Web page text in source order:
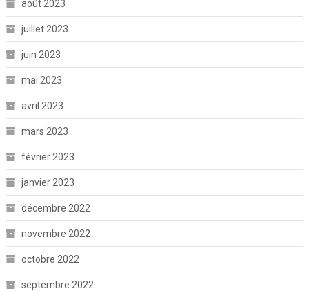
août 2023
juillet 2023
juin 2023
mai 2023
avril 2023
mars 2023
février 2023
janvier 2023
décembre 2022
novembre 2022
octobre 2022
septembre 2022